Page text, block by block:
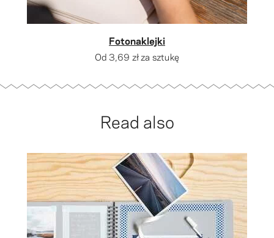
Fotonaklejki
Od 3,69 złza sztukę
Read also